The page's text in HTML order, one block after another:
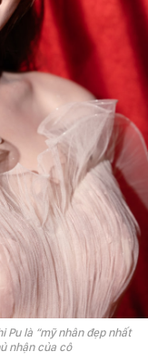
Pu là “mỹ nhân đẹp nhất
nhận của cô